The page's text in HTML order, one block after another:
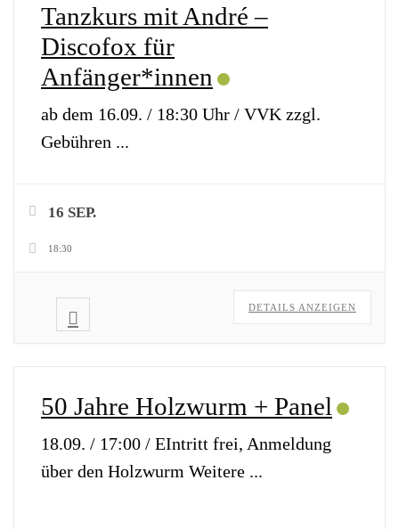
Tanzkurs mit André –
Discofox für
Anfänger*innen
ab dem 16.09. / 18:30 Uhr / VVK zzgl.
Gebühren ...
16 SEP.
18:30
DETAILS ANZEIGEN
50 Jahre Holzwurm + Panel
18.09. / 17:00 / EIntritt frei, Anmeldung
über den Holzwurm Weitere ...